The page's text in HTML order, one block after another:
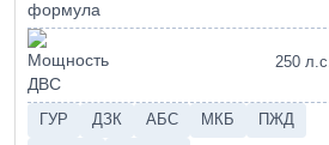
250
ГУР ДЗК АБС МКБ
ПЖД